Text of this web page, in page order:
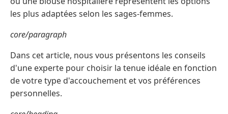
les plus adaptées selon les sages-femmes.
core/paragraph
Dans cet article, nous vous présentons les conseils
d'une experte pour choisir la tenue idéale en fonction
de votre type d'accouchement et vos préférences
personnelles.